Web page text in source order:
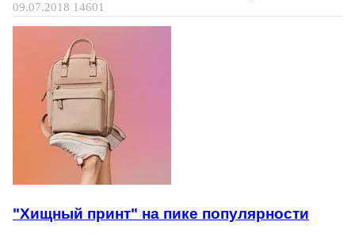
09.07.2018 14601
"Хищный принт" на пике популярности